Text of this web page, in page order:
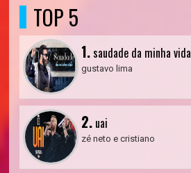
TOP 5
1.saudade da minha vida
gustavo lima
2. uai
zé neto e cristiano